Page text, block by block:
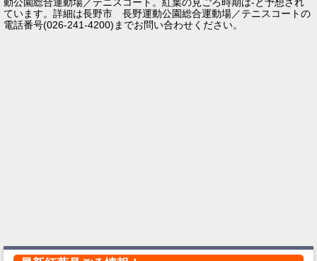
動公園総合運動場／テニスコート。紅葉の見ごろ時期は-と予想され
ています。詳細は長野市 長野運動公園総合運動場／テニスコートの
電話番号(026-241-4200)までお問い合わせください。